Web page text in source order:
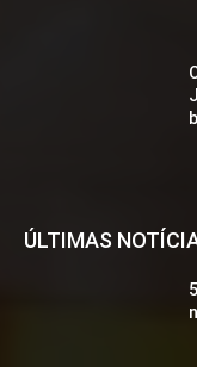
ÚLTIMAS